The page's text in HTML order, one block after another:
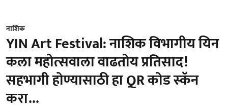
नाशिक
YIN Art Festival: नाशिक विभागीय यिन
कला महोत्सवाला वाढतोय प्रतिसाद!
सहभागी होण्यासाठी हा ‍QR कोड स्‍कॅन
करा...